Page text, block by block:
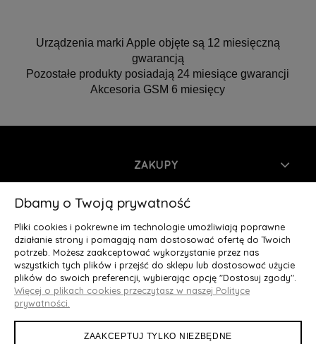
Urządzenia marki Apple objęte są 12 miesięczną
gwarancją
Pozostałe produkty posiadają 24 miesiące gwarancji
Akcesoria GSM 6 miesięcy
ZAKUPY
INFORMACJE
MOJE KONTO
O NAS
Deluxury.pl
Dbamy o Twoją prywatność
Pliki cookies i pokrewne im technologie umożliwiają poprawne
działanie strony i pomagają nam dostosować ofertę do Twoich
potrzeb. Możesz zaakceptować wykorzystanie przez nas
wszystkich tych plików i przejść do sklepu lub dostosować użycie
plików do swoich preferencji, wybierając opcję "Dostosuj zgody".
Więcej o plikach cookies przeczytasz w naszej Polityce
prywatności.
ZAAKCEPTUJ TYLKO NIEZBĘDNE